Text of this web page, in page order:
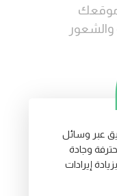
موقعك
عبر وسائل
وجادة
إيرادات